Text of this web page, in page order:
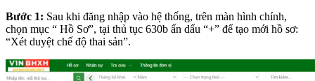
Bước 1: Sau khi đăng nhập vào hệ thống, trên màn hình chính,
chọn mục “ Hồ Sơ”, tại thủ tục 630b ấn dấu “+” để tạo mới hồ sơ:
“Xét duyệt chế độ thai sản”.